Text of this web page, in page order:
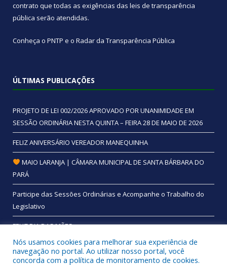
contrato que todas as exigências das leis de transparência
pública serão atendidas.
Conheça o PNTP e o Radar da Transparência Pública
ÚLTIMAS PUBLICAÇÕES
PROJETO DE LEI 002/2026 APROVADO POR UNANIMIDADE EM
SESSÃO ORDINÁRIA NESTA QUINTA – FEIRA 28 DE MAIO DE 2026
FELIZ ANIVERSÁRIO VEREADOR MANEQUINHA
MAIO LARANJA | CÂMARA MUNICIPAL DE SANTA BÁRBARA DO
PARÁ
Participe das Sessões Ordinárias e Acompanhe o Trabalho do
Legislativo
FELIZ DIA DAS MÃES
Nós usamos cookies para melhorar sua experiência de
navegação no portal. Ao utilizar nosso portal, você
concorda com a política de monitoramento de cookies.